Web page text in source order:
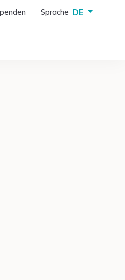
Sprache DE